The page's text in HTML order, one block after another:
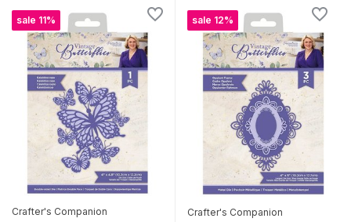
sale 11%
Crafter's Companion
sale 12%
Crafter's Companion